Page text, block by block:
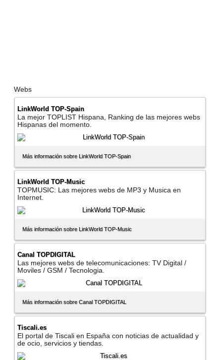
Webs
LinkWorld TOP-Spain
La mejor TOPLIST Hispana, Ranking de las mejores webs
Hispanas del momento.
Más información sobre LinkWorld TOP-Spain
LinkWorld TOP-Music
TOPMUSIC: Las mejores webs de MP3 y Musica en
Internet.
Más información sobre LinkWorld TOP-Music
Canal TOPDIGITAL
Las mejores webs de telecomunicaciones: TV Digital /
Moviles / GSM / Tecnologia.
Más información sobre Canal TOPDIGITAL
Tiscali.es
El portal de Tiscali en España con noticias de actualidad y
de ocio, servicios y tiendas.